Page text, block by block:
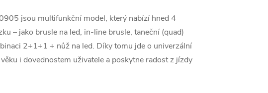
jsou multifunkční model, který nabízí hned 4
– jako brusle na led, in-line brusle, taneční (quad)
2+1+1 + nůž na led. Díky tomu jde o univerzální
i dovednostem uživatele a poskytne radost z jízdy